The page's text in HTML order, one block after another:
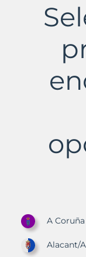
Murbalands
A Coruña
Alacant/